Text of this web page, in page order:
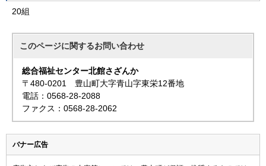
20組
このページに関するお問い合わせ
総合福祉センター北館さざんか
〒480-0201 豊山町大字青山字東栄12番地
電話：0568-28-2088
ファクス：0568-28-2062
バナー広告